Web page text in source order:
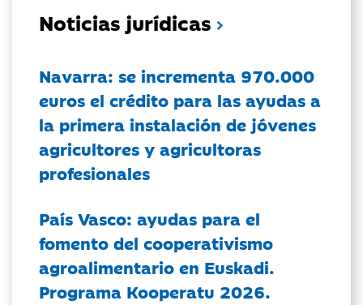
Noticias jurídicas
Navarra: se incrementa 970.000
euros el crédito para las ayudas a
la primera instalación de jóvenes
agricultores y agricultoras
profesionales
País Vasco: ayudas para el
fomento del cooperativismo
agroalimentario en Euskadi.
Programa Kooperatu 2026.